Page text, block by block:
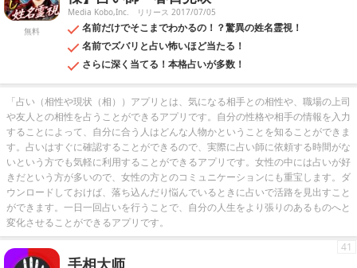
無料
Media Kobo,Inc. リリース 2017/07/05
名前だけでそこまでわかるの！？驚異の姓名霊視！
名前でズバリと占い怖いほど当たる！
さらに深く当てる！本格占いが多数！
「占い（相性や現状（相））アプリとは、気になる相手との相性や、職場の上司
や友人との相性を占うことができるアプリです。自分の性格や相手の情報を入力
することによって、自分に合う人はどんな人物かということを知ることができま
す。占いはすぐに確認することができるので、実際に占い師に依頼する時間がな
いという方でも気軽に利用することができるアプリです。女性の中には占いが好
きだという方が多いので、女性の方とのコミュニケーションにも重宝します。ダ
ウンロードしておけば、落ち込んだり悩んでいるときに占いで活路を見出すこと
ができます。一日一回占いを行うことで、自分の人生をより張りのあるものへと
変化させることができるアプリです。
手相大师
41